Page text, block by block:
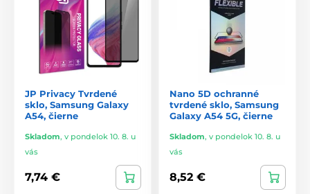
JP Privacy Tvrdené
sklo, Samsung Galaxy
A54, čierne
Skladom, v pondelok 10. 8. u
vás
7,74 €
Nano 5D ochranné
tvrdené sklo, Samsung
Galaxy A54 5G, čierne
Skladom, v pondelok 10. 8. u
vás
8,52 €